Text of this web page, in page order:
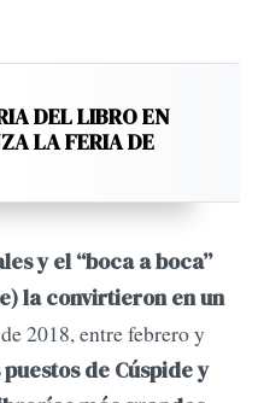
DEL LIBRO EN
LA FERIA DE
y el “boca a boca”
la convirtieron en un
2018, entre febrero y
de Cúspide y